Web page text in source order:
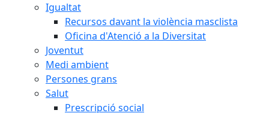
Igualtat
Recursos davant la violència masclista
Oficina d'Atenció a la Diversitat
Joventut
Medi ambient
Persones grans
Salut
Prescripció social